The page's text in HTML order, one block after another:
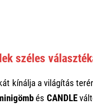
széles
kínálja a világítás
és CANDLE